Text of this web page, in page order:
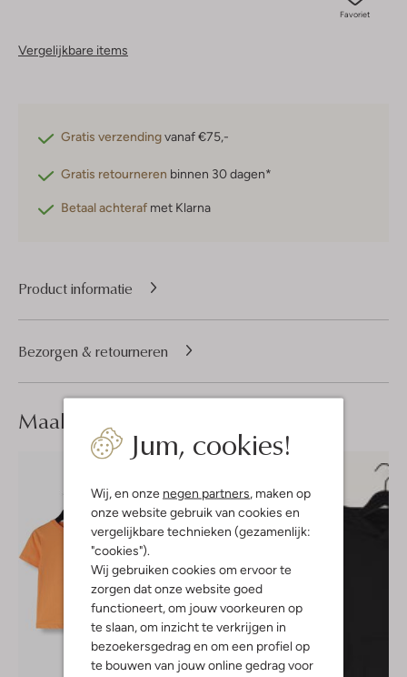
Jum, cookies!
Wij, en onze negen partners , maken op
onze website gebruik van cookies en
vergelijkbare technieken (gezamenlijk:
"cookies").
Wij gebruiken cookies om ervoor te
zorgen dat onze website goed
functioneert, om jouw voorkeuren op
te slaan, om inzicht te verkrijgen in
bezoekersgedrag en om een profiel op
te bouwen van jouw online gedrag voor
Favoriet
Vergelijkbare items
Gratis verzendingvanaf €75,-
Gratis retourneren binnen 30 dagen*
Betaal achteraf met Klarna
Product informatie
Bezorgen & retourneren
Maak je look compleet